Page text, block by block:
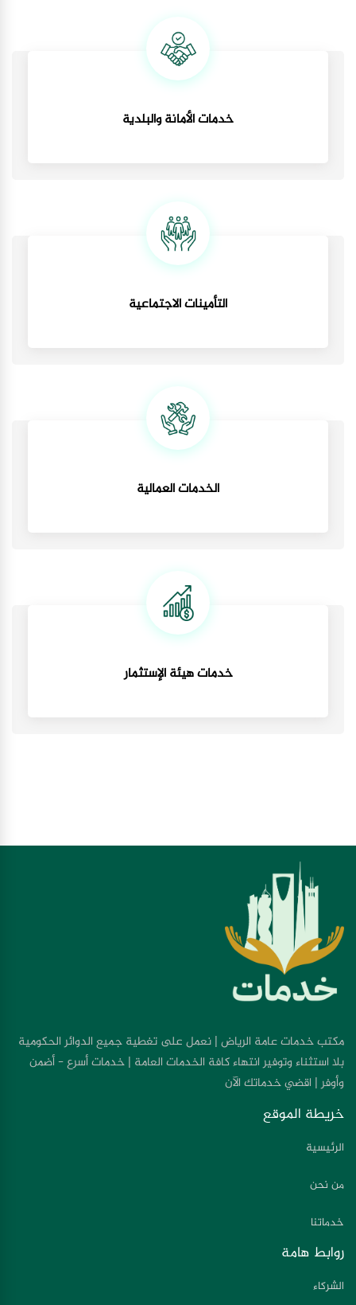
خدمات الأمانة والبلدية
التأمينات الاجتماعية
الخدمات العمالية
خدمات هيئة الإستثمار
مكتب خدمات عامة الرياض | نعمل على تغطية جميع الدوائر الحكومية
بلا استثناء وتوفير انتهاء كافة الخدمات العامة | خدمات أسرع - أضمن
وأوفر | اقضي خدماتك الآن
خريطة الموقع
الرئيسية
من نحن
خدماتنا
روابط هامة
الشركاء